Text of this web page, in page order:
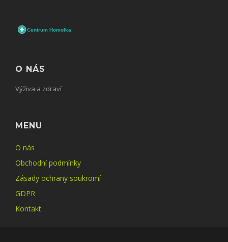
O NÁS
Výživa a zdraví
MENU
O nás
Obchodní podmínky
Zásady ochrany soukromí
GDPR
Kontakt